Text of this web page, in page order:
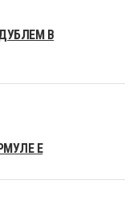
В
E